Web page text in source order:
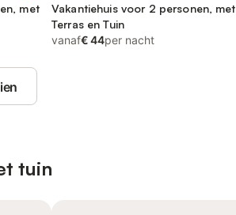
met
Vakantiehuis voor 2 personen, met
Terras en Tuin
vanaf€ 44per nacht
tuin